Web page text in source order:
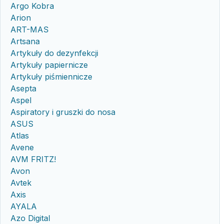
Argo Kobra
Arion
ART-MAS
Artsana
Artykuły do dezynfekcji
Artykuły papiernicze
Artykuły piśmiennicze
Asepta
Aspel
Aspiratory i gruszki do nosa
ASUS
Atlas
Avene
AVM FRITZ!
Avon
Avtek
Axis
AYALA
Azo Digital